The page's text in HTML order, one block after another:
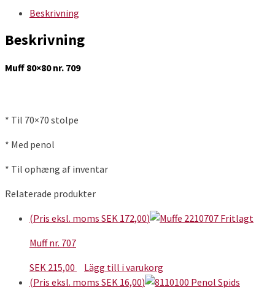
Beskrivning
Beskrivning
Muff 80×80 nr. 709
* Til 70×70 stolpe
* Med penol
* Til ophæng af inventar
Relaterade produkter
(Pris eksl. moms SEK 172,00)
Muff nr. 707
SEK 215,00
Lägg till i varukorg
(Pris eksl. moms SEK 16,00)